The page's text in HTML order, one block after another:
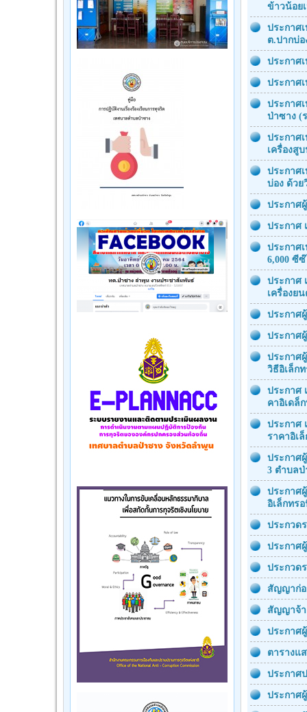
ข้าวน้อย
ประกาศ
ต.ปากบ่อ
ประกาศ
ประกาศ
ประกาศ
ป่าซาง (
ประกาศ
เครื่องสู
ประกาศ
บ่อง ด้วย
ประกาศ
ประกาศ
ประกาศ
6,000 ซี
ประกาศ
เครื่องย
ประกาศ
ประกาศ
ประกาศ
วิธีอิเล็ก
ประกาศ
คาอิเดล็
ประกาศ
ราคาอิเ
ประกาศ
3 ตำบลป่
ประกาศ
อิเล็กทร
ประกวด
ประกาศ
ประกวด
สัญญาก่อ
สัญญาจ้า
ประกาศ
ตารางแ
ประกาศ
ประกาศ